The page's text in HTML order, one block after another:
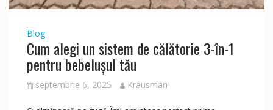
Blog
Cum alegi un sistem de călătorie 3-în-1
pentru bebelușul tău
septembrie 6, 2025 Krausman